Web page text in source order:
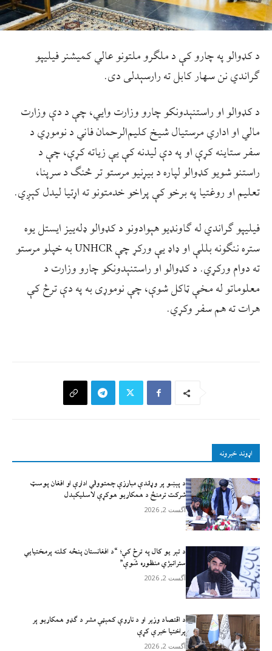
د کډوالو په چارو کې د ملګرو ملتونو عالي کمیشنر فیلیپو
ګراندي نن سهار کابل ته رارسېدلی دی.
د کډوالو او راستنېدونکو چارو وزارت وايي، چې د دې وزارت
مالي او اداري مرستیال شیخ کلیم‌الرحمان فاني د نوموړي د
سفر ستاينه کړې او په دې ليدنه کې يې زياته کړې، چې د
راستنو شويو کډوالو لپاره د بیړنیو مرستو تر څنګ د سرپنا،
تعلیم او روغتیا په برخو کې پراخو خدمتونو ته اړتیا ليدل کېږي.
فیلیپو ګراندي له ګاونډیو هېوادونو د کډوالو ډله‌ییز ایستل یوه
ستره ننګونه بللې او ډاډ یې ورکړ چې UNHCR به خپلو مرستو
ته دوام ورکړي. د کډوالو او راستنېدونکو چارو وزارت د
معلوماتو له مخې ټاکل شوې، چې نوموړی به په دې ترڅ کې
هرات ته هم سفر وکړي.
اړوند خبرونه
د پېښو پر وړاندې مبارزې چمتووالي ادارې او افغان پوسټ
شرکت ترمنځ د همکاریو هوکړې لاسلیکېدل
آگست 2, 2026
د تېر يو کال په ترڅ کې؛ “د افغانستان پنځه کلنه پرمختیايي
ستراتیژي منظوره شَوې”
آگست 2, 2026
د اقتصاد وزیر او د ناروې کمېټې مشر د ګډو همکاریو پر
پراختیا خبرې کړې
آگست 2, 2026